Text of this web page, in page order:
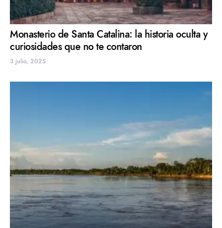
Monasterio de Santa Catalina: la historia oculta y
curiosidades que no te contaron
3 julio, 2025